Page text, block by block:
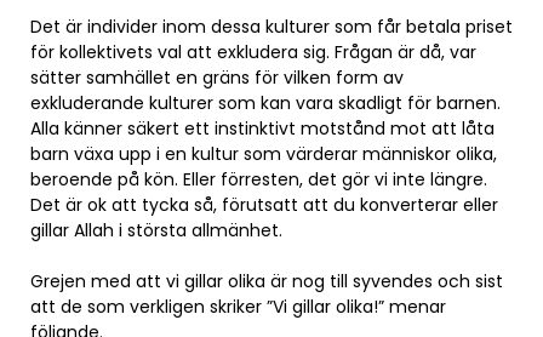
Det är individer inom dessa kulturer som får betala priset
för kollektivets val att exkludera sig. Frågan är då, var
sätter samhället en gräns för vilken form av
exkluderande kulturer som kan vara skadligt för barnen.
Alla känner säkert ett instinktivt motstånd mot att låta
barn växa upp i en kultur som värderar människor olika,
beroende på kön. Eller förresten, det gör vi inte längre.
Det är ok att tycka så, förutsatt att du konverterar eller
gillar Allah i största allmänhet.
Grejen med att vi gillar olika är nog till syvendes och sist
att de som verkligen skriker ”Vi gillar olika!” menar
följande.